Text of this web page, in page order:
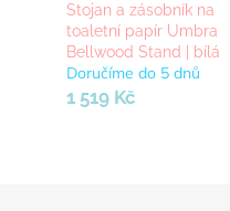
Stojan a zásobník na
toaletní papír Umbra
Bellwood Stand | bílá
Doručíme do 5 dnů
1 519 Kč